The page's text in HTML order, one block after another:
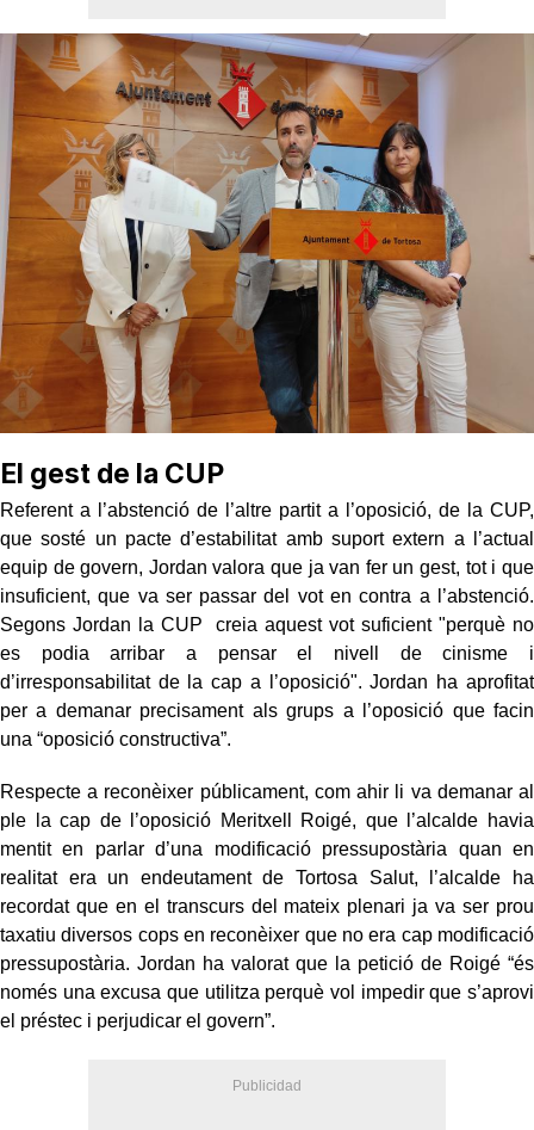
El gest de la CUP
Referent a l’abstenció de l’altre partit a l’oposició, de la CUP,
que sosté un pacte d’estabilitat amb suport extern a l’actual
equip de govern, Jordan valora que ja van fer un gest, tot i que
insuficient, que va ser passar del vot en contra a l’abstenció.
Segons Jordan la CUP creia aquest vot suficient "perquè no
es podia arribar a pensar el nivell de cinisme i
d’irresponsabilitat de la cap a l’oposició". Jordan ha aprofitat
per a demanar precisament als grups a l’oposició que facin
una “oposició constructiva”.
Respecte a reconèixer públicament, com ahir li va demanar al
ple la cap de l’oposició Meritxell Roigé, que l’alcalde havia
mentit en parlar d’una modificació pressupostària quan en
realitat era un endeutament de Tortosa Salut, l’alcalde ha
recordat que en el transcurs del mateix plenari ja va ser prou
taxatiu diversos cops en reconèixer que no era cap modificació
pressupostària. Jordan ha valorat que la petició de Roigé “és
només una excusa que utilitza perquè vol impedir que s’aprovi
el préstec i perjudicar el govern”.